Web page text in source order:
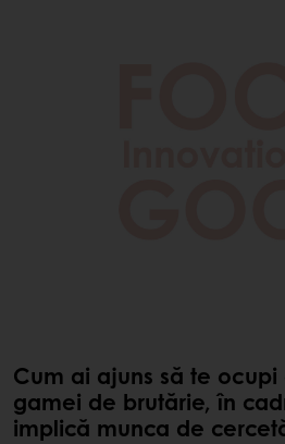
Cum ai ajuns să te
gamei de brutărie, în
implică munca de